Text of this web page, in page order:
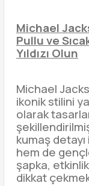
Michael
Pullu ve
Yıldızı Olun
Michael
ikonik stilini
olarak
kumaş detayı
hem de
şapka,
dikkat